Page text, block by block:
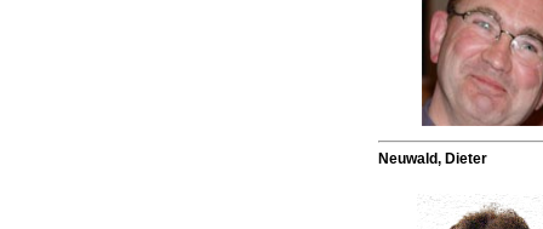
Neuwald, Dieter